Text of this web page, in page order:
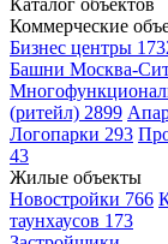
Каталог объектов
Коммерческие
Бизнес центры
Башни Москва-
(ритейл) 2899
Логопарки 293
43
Жилые объекты
Новостройки 766
таунхаусов 173